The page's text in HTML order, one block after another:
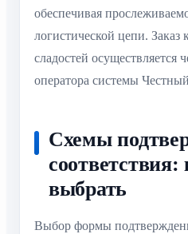
обеспечивая
логистической цепи. Заказ
сладостей осуществляется
оператора системы
Схемы
выбрать
Выбор формы